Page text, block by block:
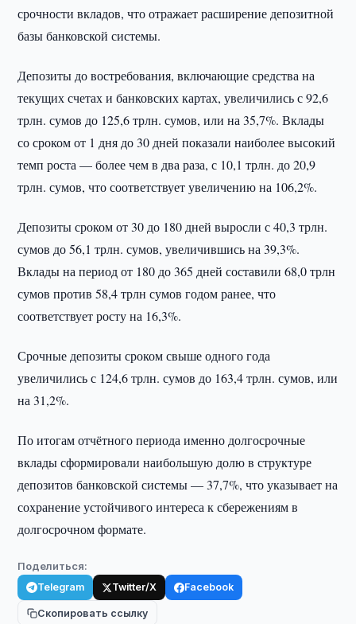
срочности вкладов, что отражает расширение депозитной
базы банковской системы.
Депозиты до востребования, включающие средства на
текущих счетах и банковских картах, увеличились с 92,6
трлн. сумов до 125,6 трлн. сумов, или на 35,7%. Вклады
со сроком от 1 дня до 30 дней показали наиболее высокий
темп роста — более чем в два раза, с 10,1 трлн. до 20,9
трлн. сумов, что соответствует увеличению на 106,2%.
Депозиты сроком от 30 до 180 дней выросли с 40,3 трлн.
сумов до 56,1 трлн. сумов, увеличившись на 39,3%.
Вклады на период от 180 до 365 дней составили 68,0 трлн
сумов против 58,4 трлн сумов годом ранее, что
соответствует росту на 16,3%.
Срочные депозиты сроком свыше одного года
увеличились с 124,6 трлн. сумов до 163,4 трлн. сумов, или
на 31,2%.
По итогам отчётного периода именно долгосрочные
вклады сформировали наибольшую долю в структуре
депозитов банковской системы — 37,7%, что указывает на
сохранение устойчивого интереса к сбережениям в
долгосрочном формате.
Поделиться:
Telegram Twitter/X Facebook
Скопировать ссылку